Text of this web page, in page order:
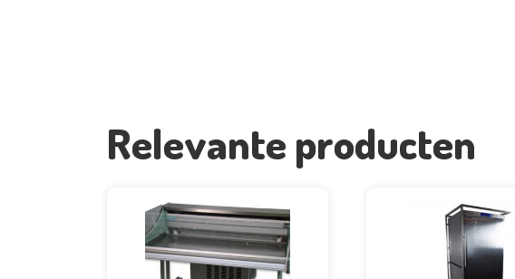
Relevante producten